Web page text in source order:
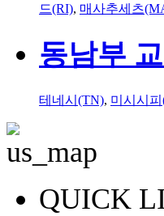
드(RI), 매사추세츠
동남부
테네시(TN), 미시시
QUICK